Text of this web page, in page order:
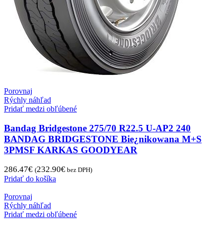
Porovnaj
Rýchly náhľad
Pridať medzi obľúbené
Bandag Bridgestone 275/70 R22.5 U-AP2 240
BANDAG BRIDGESTONE Bie¿nikowana M+S
3PMSF KARKAS GOODYEAR
286.47€ (232.90€ bez DPH)
Pridať do košíka
Porovnaj
Rýchly náhľad
Pridať medzi obľúbené